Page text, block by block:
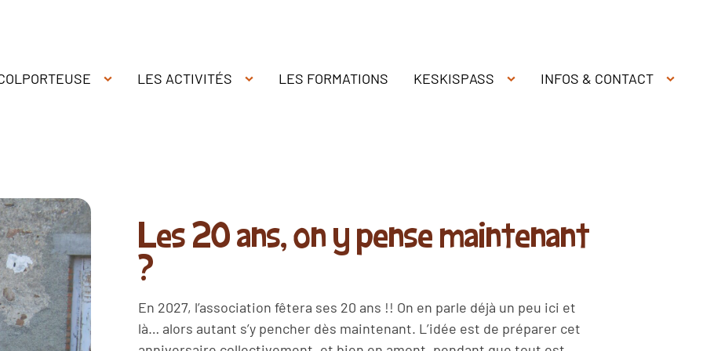
LES ACTIVITÉS LES FORMATIONS KESKISPASS INFOS & CONTACT
Les 20 ans, on y pense maintenant
?
En 2027, l’association fêtera ses 20 ans !! On en parle déjà un peu ici et
là… alors autant s’y pencher dès maintenant. L’idée est de préparer cet